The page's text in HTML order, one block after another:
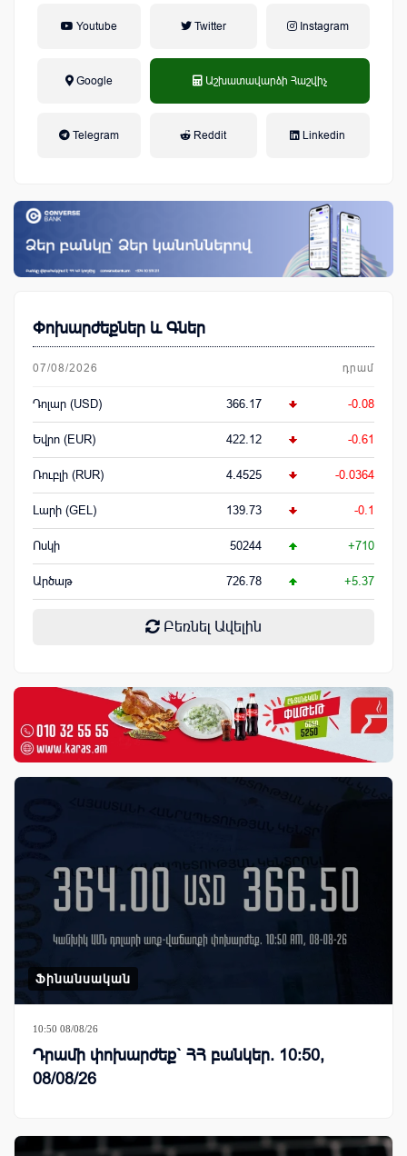
Youtube Twitter Instagram
Google Աշխատավարձի Հաշվիչ
Telegram Reddit Linkedin
Փոխարժեքներ և Գներ
07/08/2026 դրամ
Դոլար (USD) 366.17 -0.08
Եվրո (EUR) 422.12 -0.61
Ռուբլի (RUR) 4.4525 -0.0364
Լարի (GEL) 139.73 -0.1
Ոսկի 50244 +710
Արծաթ 726.78 +5.37
Բեռնել Ավելին
Ֆինանսական
10:50 08/08/26
Դրամի փոխարժեք` ՀՀ բանկեր. 10:50,
08/08/26